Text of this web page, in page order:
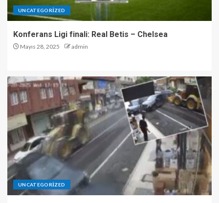
UNCATEGORIZED
Konferans Ligi finali: Real Betis – Chelsea
Mayıs 28, 2025 admin
UNCATEGORIZED